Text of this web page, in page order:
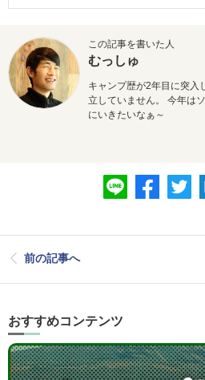
この記事を書いた人
むっしゅ
キャンプ歴が2年目に突入
立していません。 今年は
にいきたいなぁ～
前の記事へ
おすすめコンテンツ